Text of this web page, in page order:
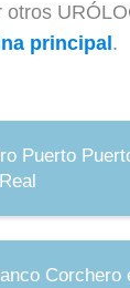
otros
principal .
Puerto
Corchero